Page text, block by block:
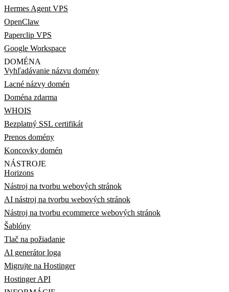
Hermes Agent VPS
OpenClaw
Paperclip VPS
Google Workspace
DOMÉNA
Vyhľadávanie názvu domény
Lacné názvy domén
Doména zdarma
WHOIS
Bezplatný SSL certifikát
Prenos domény
Koncovky domén
NÁSTROJE
Horizons
Nástroj na tvorbu webových stránok
AI nástroj na tvorbu webových stránok
Nástroj na tvorbu ecommerce webových stránok
Šablóny
Tlač na požiadanie
AI generátor loga
Migrujte na Hostinger
Hostinger API